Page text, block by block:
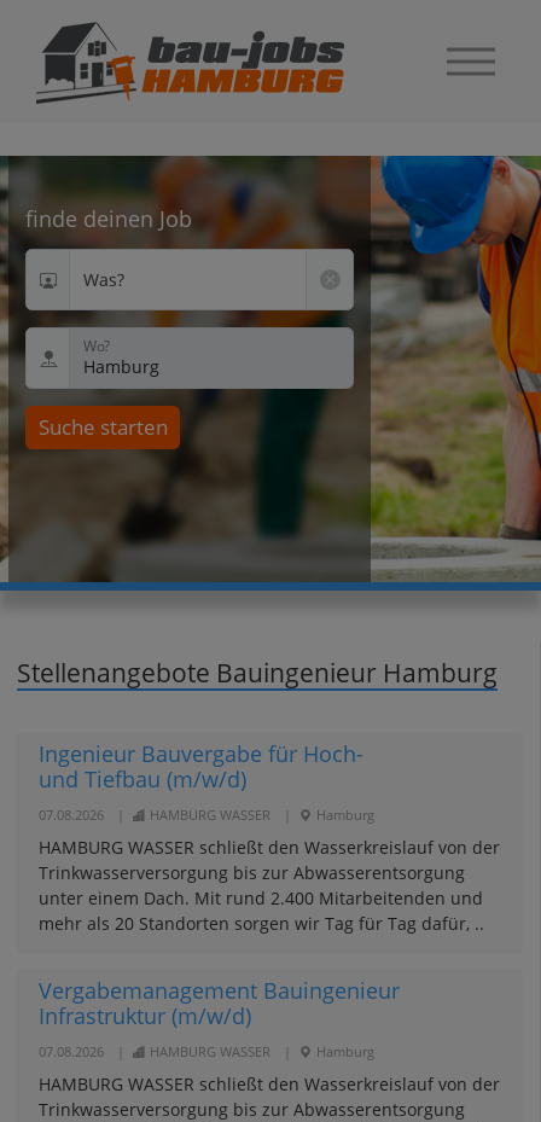
finde deinen Job
Was?
Wo?
Suche starten
Stellenangebote Bauingenieur Hamburg
Ingenieur Bauvergabe für Hoch-
und Tiefbau (m/w/d)
07.08.2026 HAMBURG WASSER Hamburg
HAMBURG WASSER schließt den Wasserkreislauf von der
Trinkwasserversorgung bis zur Abwasserentsorgung
unter einem Dach. Mit rund 2.400 Mitarbeitenden und
mehr als 20 Standorten sorgen wir Tag für Tag dafür, ..
Vergabemanagement Bauingenieur
Infrastruktur (m/w/d)
07.08.2026 HAMBURG WASSER Hamburg
HAMBURG WASSER schließt den Wasserkreislauf von der
Trinkwasserversorgung bis zur Abwasserentsorgung